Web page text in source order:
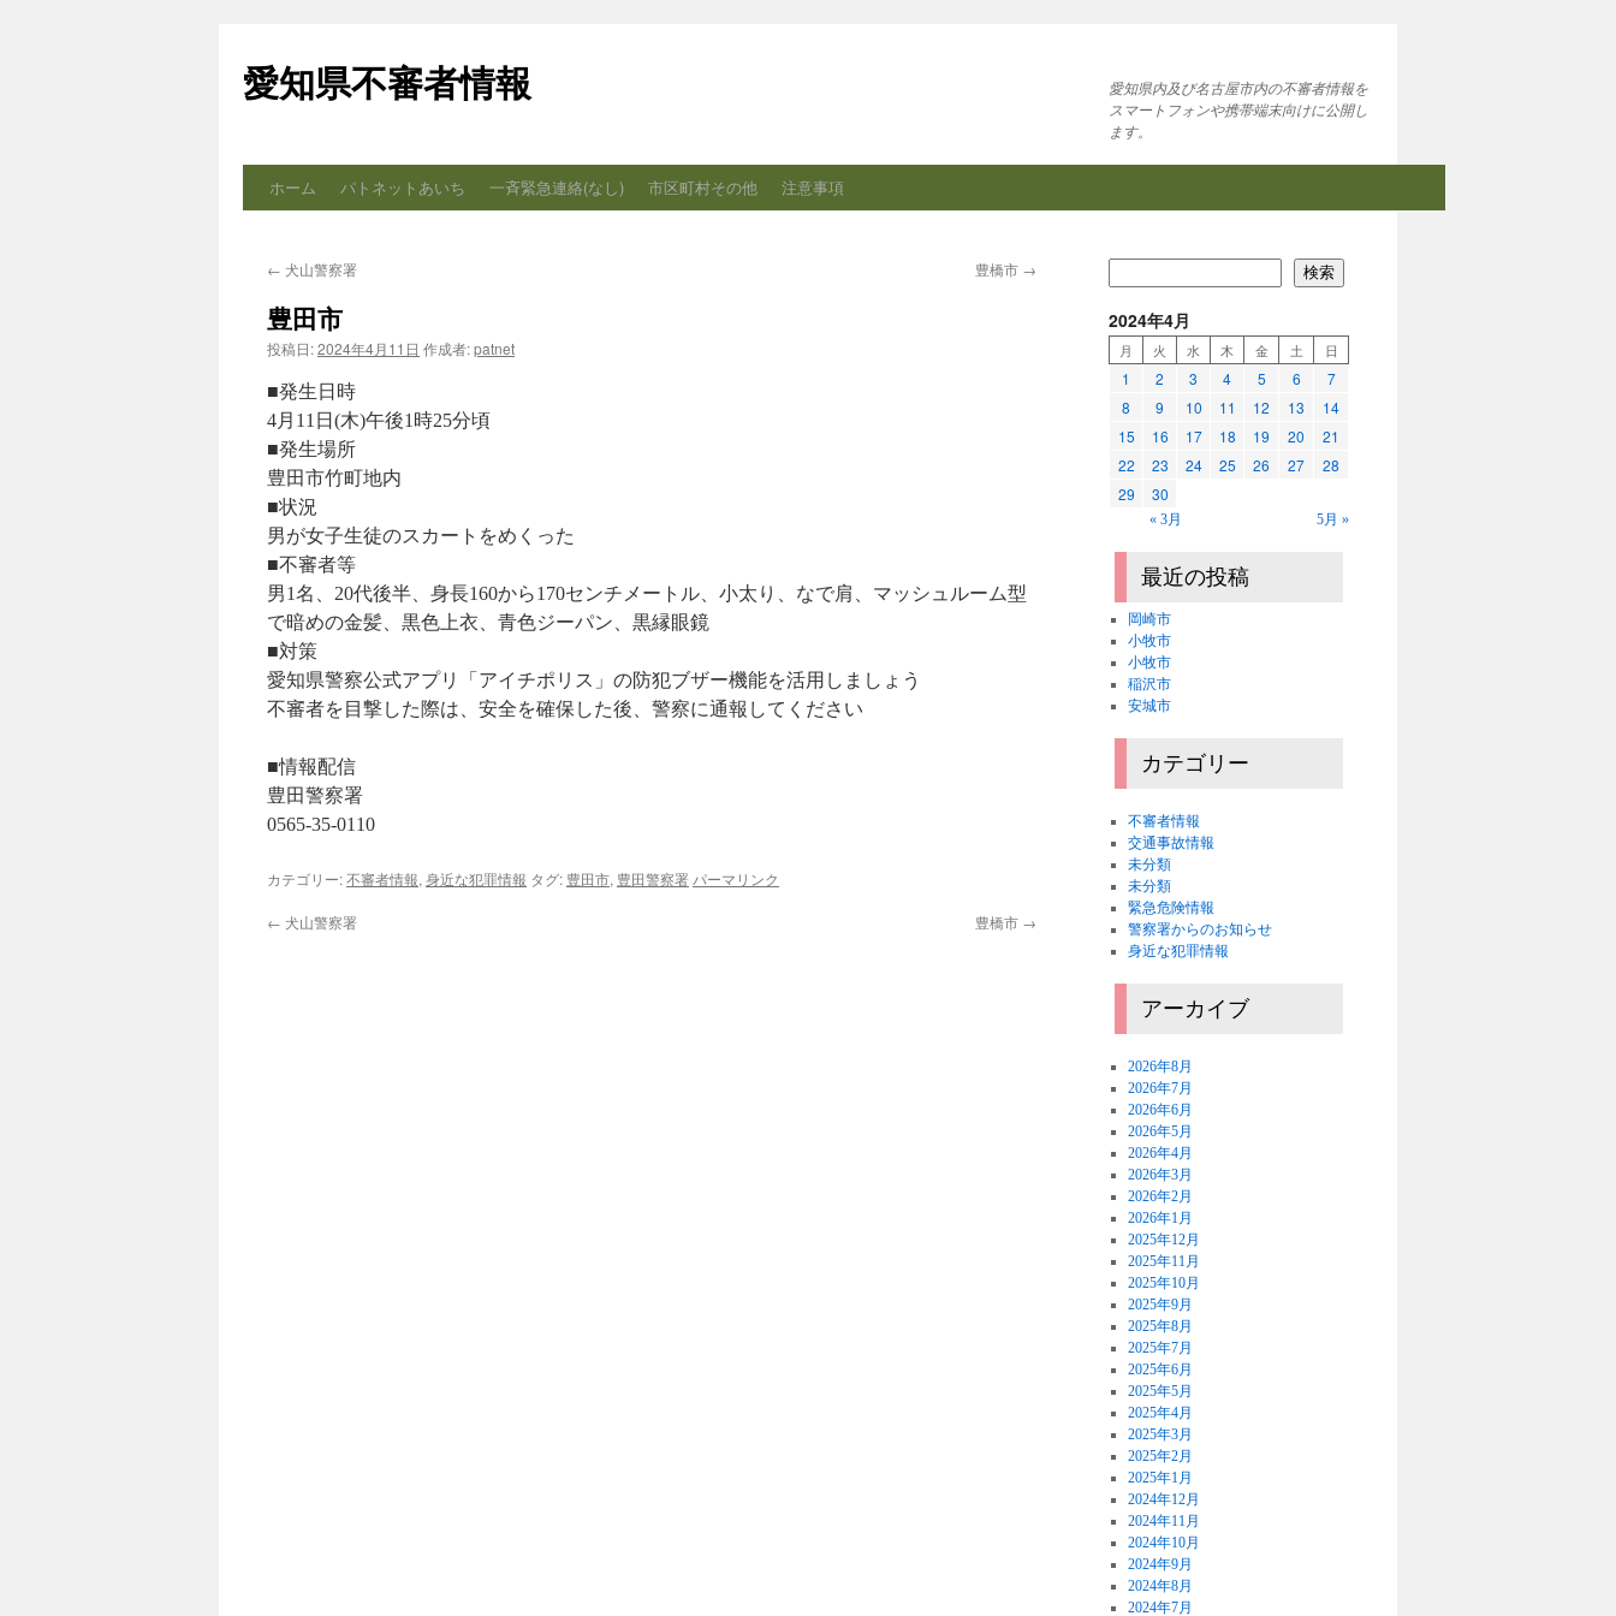
テ
ン
ス
ッ
愛知県不審者情報
愛知県内及び名古屋市内の不審者情報を
スマートフォンや携帯端末向けに公開し
ます。
ホーム パトネットあいち 一斉緊急連絡(なし) 市区町村その他 注意事項
← 犬山警察署 豊橋市 →
豊田市
投稿日:2024年4月11日 作成者:patnet
■発生日時
4月11日(木)午後1時25分頃
■発生場所
豊田市竹町地内
■状況
男が女子生徒のスカートをめくった
■不審者等
男1名、20代後半、身長160から170センチメートル、小太り、なで肩、マッシュルーム型
で暗めの金髪、黒色上衣、青色ジーパン、黒縁眼鏡
■対策
愛知県警察公式アプリ「アイチポリス」の防犯ブザー機能を活用しましょう
不審者を目撃した際は、安全を確保した後、警察に通報してください
■情報配信
豊田警察署
0565-35-0110
カテゴリー:不審者情報, 身近な犯罪情報 タグ: 豊田市, 豊田警察署 パーマリンク
← 犬山警察署 豊橋市 →
検索
2024年4月
月 火 水 木 金 土 日
1 2 3 4 5 6
7
8
9 10 11 12 13
14
15
16 17 18 19 20
21
22
23 24 25 26 27
28
29
30
« 3月 5月 »
最近の投稿
岡崎市
小牧市
小牧市
稲沢市
安城市
カテゴリー
不審者情報
交通事故情報
未分類
未分類
緊急危険情報
警察署からのお知らせ
身近な犯罪情報
アーカイブ
2026年8月
2026年7月
2026年6月
2026年5月
2026年4月
2026年3月
2026年2月
2026年1月
2025年12月
2025年11月
2025年10月
2025年9月
2025年8月
2025年7月
2025年6月
2025年5月
2025年4月
2025年3月
2025年2月
2025年1月
2024年12月
2024年11月
2024年10月
2024年9月
2024年8月
2024年7月